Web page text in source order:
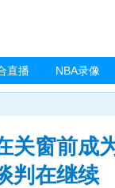
直播 NBA录像
关窗前成
判在继续